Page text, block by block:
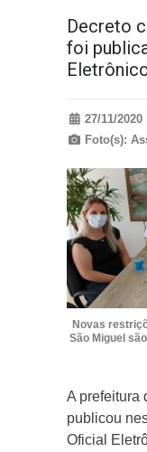
Decreto
foi
27/11/2020
Foto(s):
Novas
São Miguel
A prefeitura
publicou
Oficial